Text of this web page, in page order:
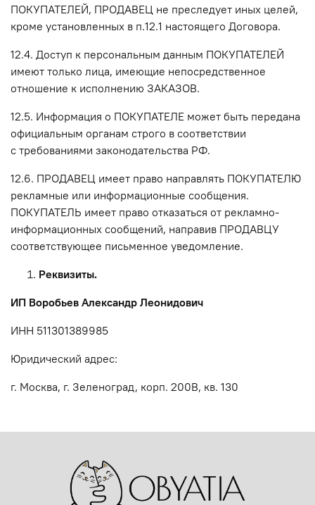
ПОКУПАТЕЛЕЙ, ПРОДАВЕЦ не преследует иных целей,
кроме установленных в п.12.1 настоящего Договора.
12.4. Доступ к персональным данным ПОКУПАТЕЛЕЙ
имеют только лица, имеющие непосредственное
отношение к исполнению ЗАКАЗОВ.
12.5. Информация о ПОКУПАТЕЛЕ может быть передана
официальным органам строго в соответствии
с требованиями законодательства РФ.
12.6. ПРОДАВЕЦ имеет право направлять ПОКУПАТЕЛЮ
рекламные или информационные сообщения.
ПОКУПАТЕЛЬ имеет право отказаться от рекламно-
информационных сообщений, направив ПРОДАВЦУ
соответствующее письменное уведомление.
Реквизиты.
ИП Воробьев Александр Леонидович
ИНН 511301389985
Юридический адрес:
г. Москва, г. Зеленоград, корп. 200В, кв. 130